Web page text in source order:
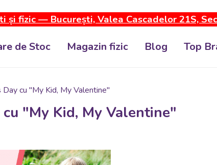
și fizic — București, Valea Cascadelor 21S,
de Stoc Magazin fizic Blog Top
cu "My Kid, My Valentine"
"My Kid, My Valentine"